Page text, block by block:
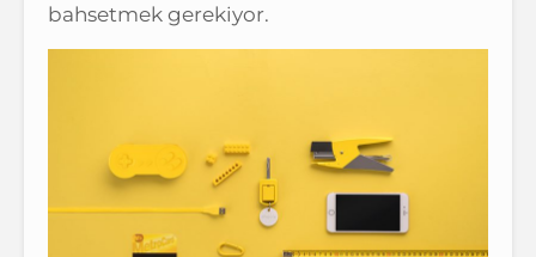
bahsetmek gerekiyor.